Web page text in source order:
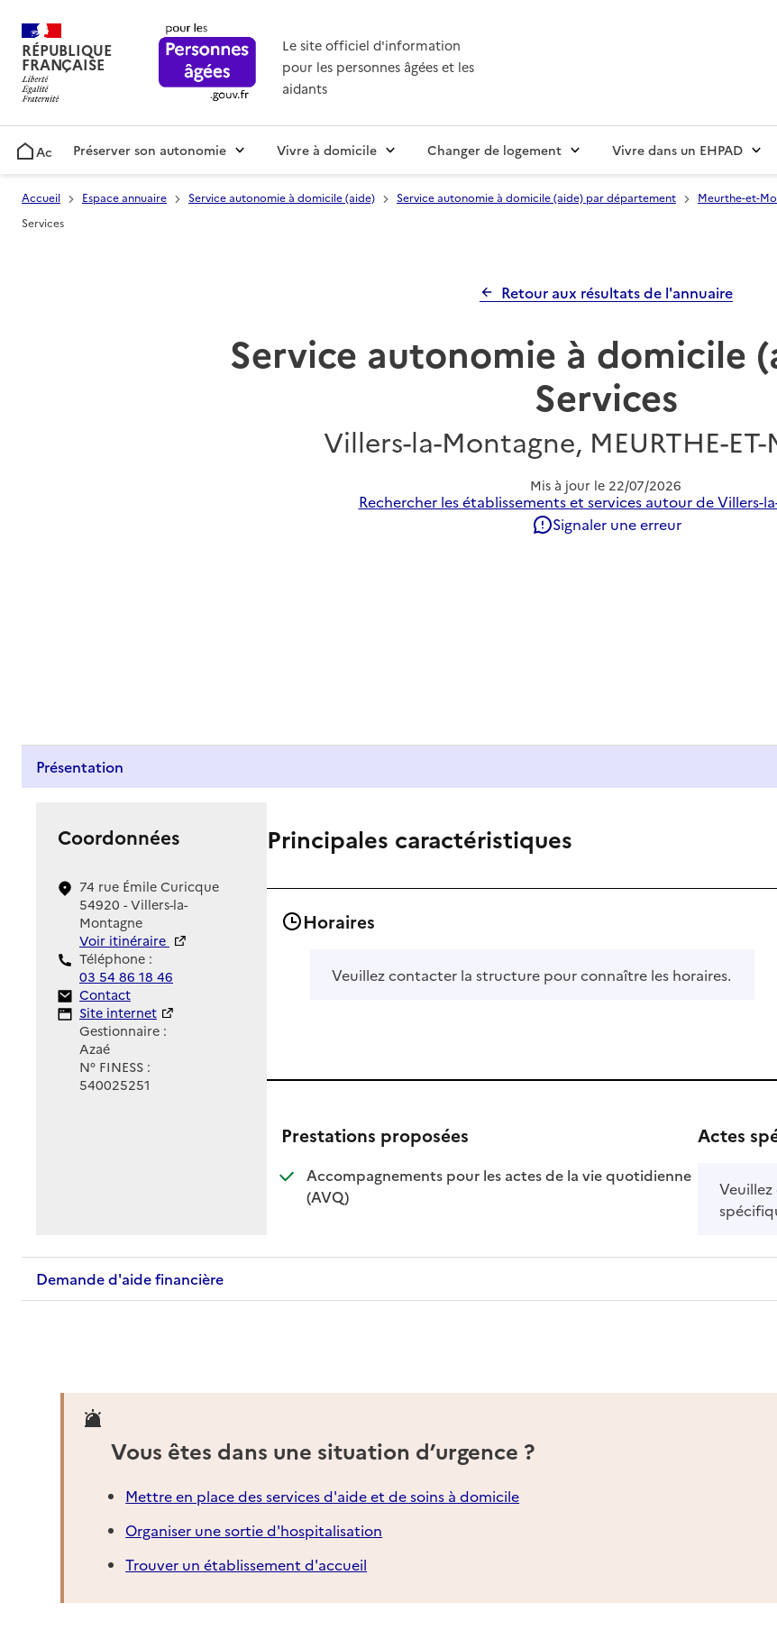
RÉPUBLIQUE
FRANÇAISE
Le site officiel d'information
pour les personnes âgées et les
aidants
AccueilPréserver son autonomie Vivre à domicile Changer de logement Vivre dans un EHPAD
Accueil Espace annuaire Service autonomie à domicile (aide) Service autonomie à domicile (aide) par département Meurthe-et-
Services
Retour aux résultats de l'annuaire
Service autonomie à domicile
Services
Villers-la-Montagne, MEURTHE-ET-
Mis à jour le 22/07/2026
Rechercher les établissements et services autour de Villers-
Signaler une erreur
Présentation
Coordonnées
74 rue Émile Curicque
54920 - Villers-la-
Montagne
Voir itinéraire
Téléphone :
03 54 86 18 46
Contact
Contact
Site Internet
Site internet
Gestionnaire :
Azaé
N° FINESS :
540025251
Principales caractéristiques
Horaires
Veuillez contacter la structure pour connaître les horaires.
Prestations proposées
Accompagnements pour les actes de la vie quotidienne
(AVQ)
: disponible
: non disponible
Actes
Demande d'aide financière
Vous êtes dans une situation d’urgence ?
Mettre en place des services d'aide et de soins à domicile
Organiser une sortie d'hospitalisation
Trouver un établissement d'accueil